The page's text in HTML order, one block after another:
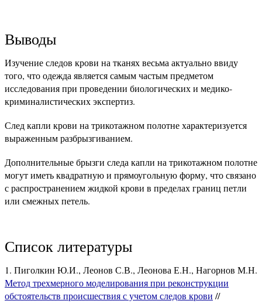
Выводы
Изучение следов крови на тканях весьма актуально ввиду
того, что одежда является самым частым предметом
исследования при проведении биологических и медико-
криминалистических экспертиз.
След капли крови на трикотажном полотне характеризуется
выраженным разбрызгиванием.
Дополнительные брызги следа капли на трикотажном полотне
могут иметь квадратную и прямоугольную форму, что связано
с распространением жидкой крови в пределах границ петли
или смежных петель.
Список литературы
Пиголкин Ю.И., Леонов С.В., Леонова Е.Н., Нагорнов М.Н.
Метод трехмерного моделирования при реконструкции
обстоятельств происшествия с учетом следов крови //